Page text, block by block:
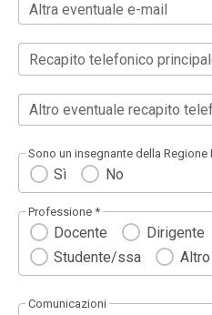
Altra eventuale e-mail
Recapito telefonico
Altro eventuale recapito
Sono un insegnante della Regione
Sì No
Professione *
Docente Dirigente
Studente/ssa
Altro
Comunicazioni